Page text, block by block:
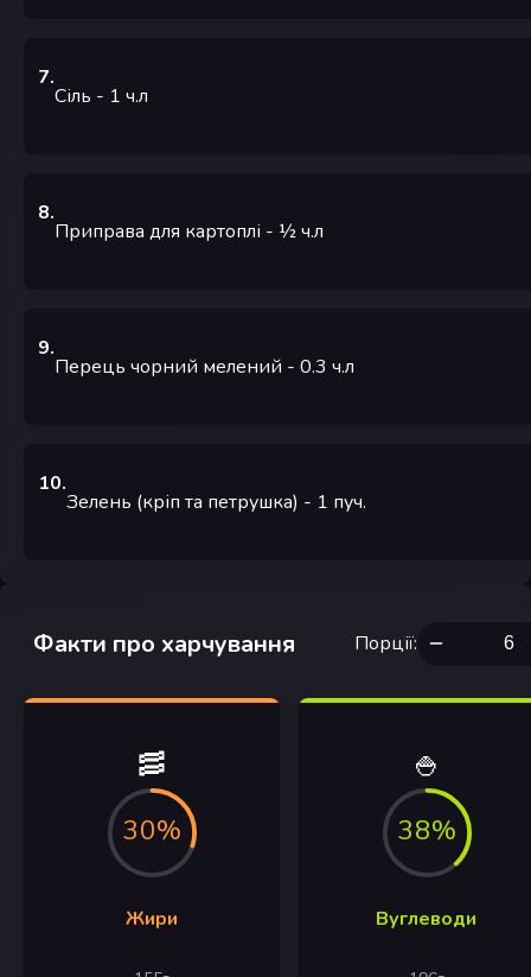
7.
Сіль - 1 ч.л
8.
Приправа для картоплі - ½ч.л
9.
Перець чорний мелений - 0.3 ч.л
10.
Зелень (кріп та петрушка) - 1 пуч.
Факти про харчування Порції:
🥓
30%
Жири
🍚
38%
Вуглеводи